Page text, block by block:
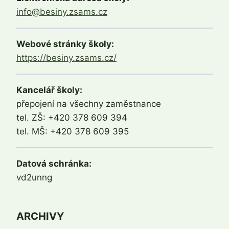
info@besiny.zsams.cz
Webové stránky školy:
https://besiny.zsams.cz/
Kancelář školy:
přepojení na všechny zaměstnance
tel. ZŠ: +420 378 609 394
tel. MŠ: +420 378 609 395
Datová schránka:
vd2unng
ARCHIVY